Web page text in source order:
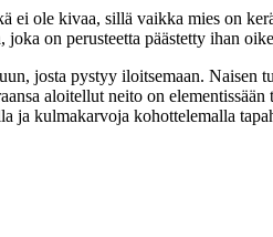
ole kivaa, sillä vaikka mies on
on perusteetta päästetty ihan
josta pystyy iloitsemaan.
aloitellut neito on
ja kulmakarvoja kohottelemalla